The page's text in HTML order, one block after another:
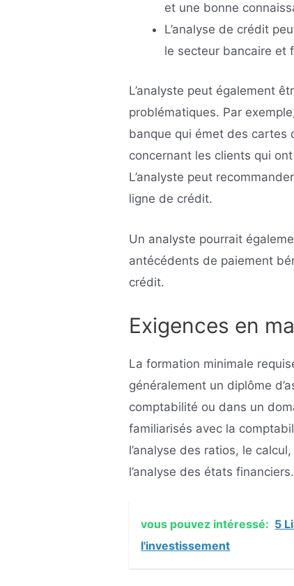
et une bonne
L’analyse de crédit
le secteur bancaire et
L’analyste peut également
problématiques. Par
banque qui émet des cartes
concernant les clients qui
L’analyste peut
ligne de crédit.
Un analyste pourrait
antécédents de paiement
crédit.
Exigences en
La formation minimale
généralement un diplôme
comptabilité ou dans un
familiarisés avec la
l’analyse des ratios, le
l’analyse des états financiers.
vous pouvez intéressé: 5
l'investissement